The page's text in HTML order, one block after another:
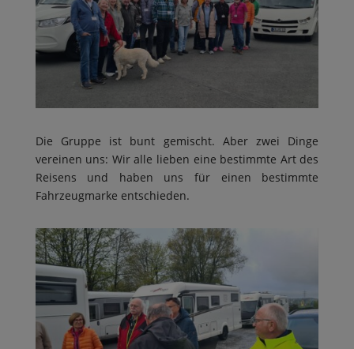
Die Gruppe ist bunt gemischt. Aber zwei Dinge
vereinen uns: Wir alle lieben eine bestimmte Art des
Reisens und haben uns für einen bestimmte
Fahrzeugmarke entschieden.